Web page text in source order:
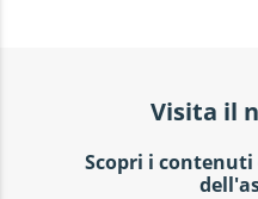
Visita il
Scopri i